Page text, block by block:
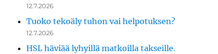
12.7.2026
Tuoko tekoäly tuhon vai helpotuksen?
12.7.2026
HSL häviää lyhyillä matkoilla takseille.